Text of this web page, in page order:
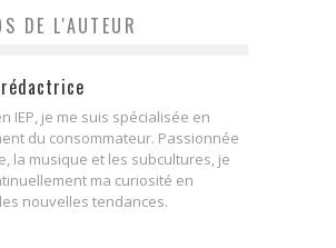
DE L'AUTEUR
IEP, je me suis spécialisée en
du consommateur. Passionnée
la musique et les subcultures, je
ma curiosité en
nouvelles tendances.